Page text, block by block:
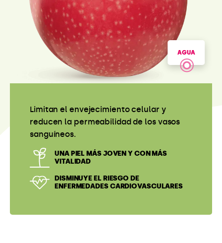
AGUA
Las manzanas Pink Lady® tienen un
contenido de agua del 80%.